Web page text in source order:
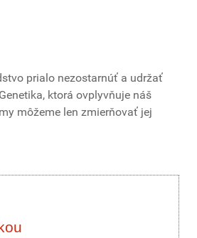
prialo nezostarnúť a udržať
ktorá ovplyvňuje náš
môžeme len zmierňovať jej